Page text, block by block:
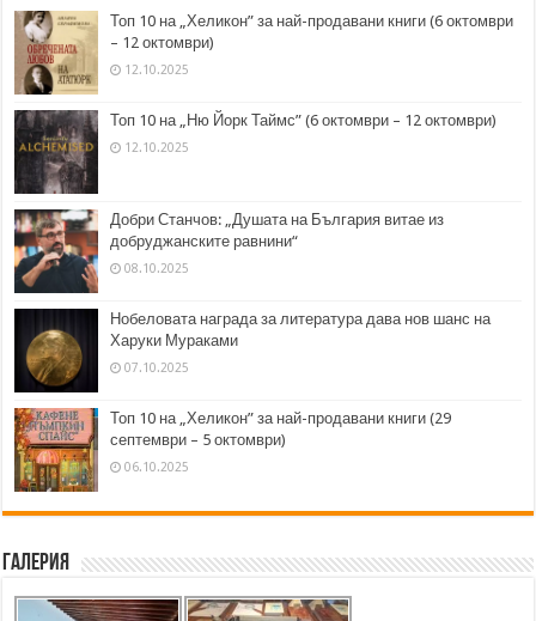
Топ 10 на „Хеликон” за най-продавани книги (6 октомври
– 12 октомври)
12.10.2025
Топ 10 на „Ню Йорк Таймс” (6 октомври – 12 октомври)
12.10.2025
Добри Станчов: „Душата на България витае из
добруджанските равнини“
08.10.2025
Нобеловата награда за литература дава нов шанс на
Харуки Мураками
07.10.2025
Топ 10 на „Хеликон” за най-продавани книги (29
септември – 5 октомври)
06.10.2025
Галерия